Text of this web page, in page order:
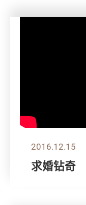
2016.12.15
求婚钻奇